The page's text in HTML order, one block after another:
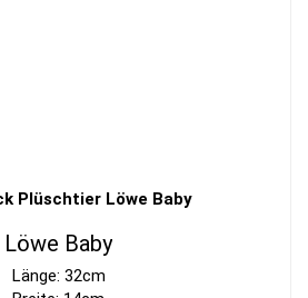
Löwe Baby
Länge: 32cm